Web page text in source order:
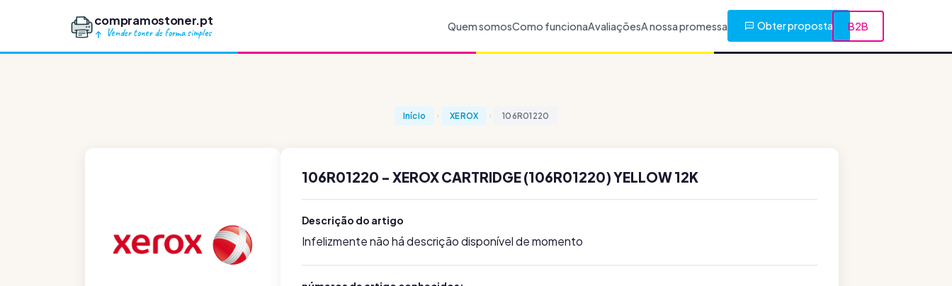
compramostoner.pt
Vender toner de forma simples
Quem somosComo funcionaAvaliaçõesA nossa promessa Obter proposta B2B
Início XEROX 106R01220
106R01220 - XEROX CARTRIDGE (106R01220) YELLOW 12K
Descrição do artigo
Infelizmente não há descrição disponível de momento